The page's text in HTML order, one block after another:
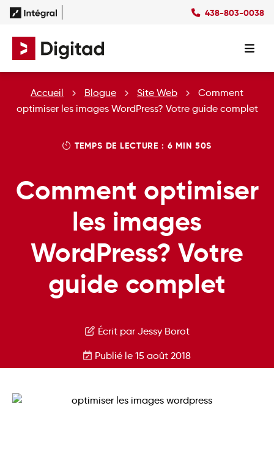
438-803-0038
SEM
Social Ads
Formations Web
Forfaits SEM
Forfaits Display
SuccèsCultureRessourcesEN
Accueil Blogue Site Web
Comment
optimiser les images WordPress? Votre guide complet
TEMPS DE LECTURE : 6 MIN 50S
Comment optimiser
les images
WordPress? Votre
guide complet
Écrit par Jessy Borot
Publié le 15 août 2018